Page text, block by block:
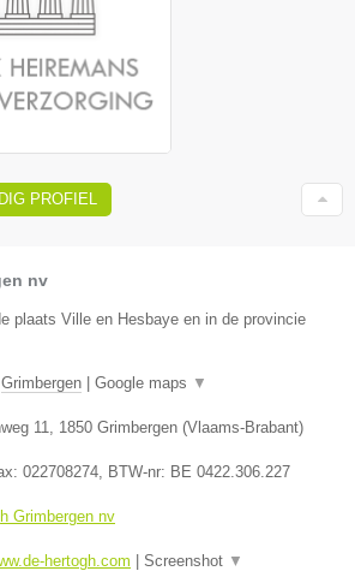
PROFIEL
nv
plaats Ville en Hesbaye en in de provincie
Grimbergen Google maps ▼
11 1850 Grimbergen (Vlaams-Brabant)
022708274 , BTW-nr: BE 0422.306.227
Grimbergen nv
hertogh.com Screenshot ▼